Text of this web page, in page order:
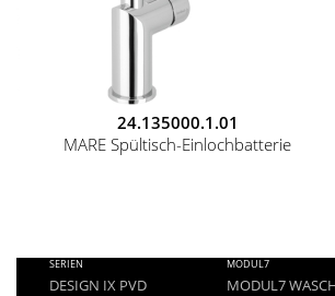
24.135000.1.01
MARE Spültisch-Einlochbatterie
FOOTER
MENU
SERIEN
DESIGN IX PVD
MODUL7
MODUL7